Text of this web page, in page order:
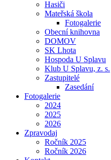
Hasiči
Mateřská škola
Fotogalerie
Obecní knihovna
DOMOV
SK Lhota
Hospoda U Splavu
Klub U Splavu, z. s.
Zastupitelé
Zasedání
Fotogalerie
2024
2025
2026
Zpravodaj
Ročník 2025
Ročník 2026